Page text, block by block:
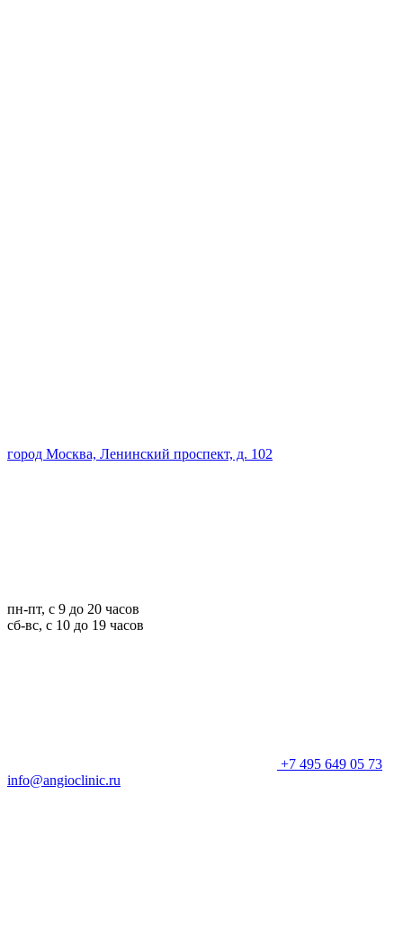
город Москва, Ленинский проспект, д. 102
пн-пт, с 9 до 20 часов
сб-вс, с 10 до 19 часов
+7 495 649 05 73
info@angioclinic.ru